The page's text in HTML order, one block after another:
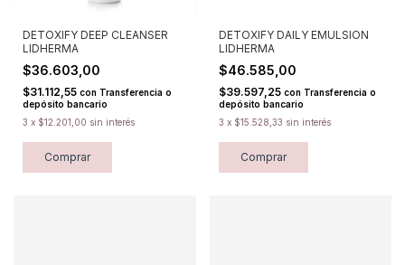
DETOXIFY DEEP CLEANSER
LIDHERMA
$36.603,00
$31.112,55 con Transferencia o
depósito bancario
3 x $12.201,00 sin interés
Comprar
DETOXIFY DAILY EMULSION
LIDHERMA
$46.585,00
$39.597,25 con Transferencia o
depósito bancario
3 x $15.528,33 sin interés
Comprar